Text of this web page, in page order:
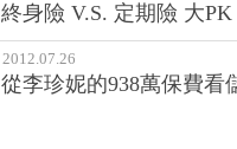
終身險 V.S. 定期險 大PK
2012.07.26
從李珍妮的938萬保費看